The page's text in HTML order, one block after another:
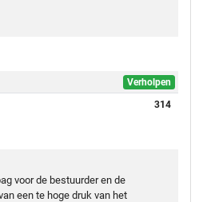
Verholpen
314
voor de bestuurder en de
een te hoge druk van het